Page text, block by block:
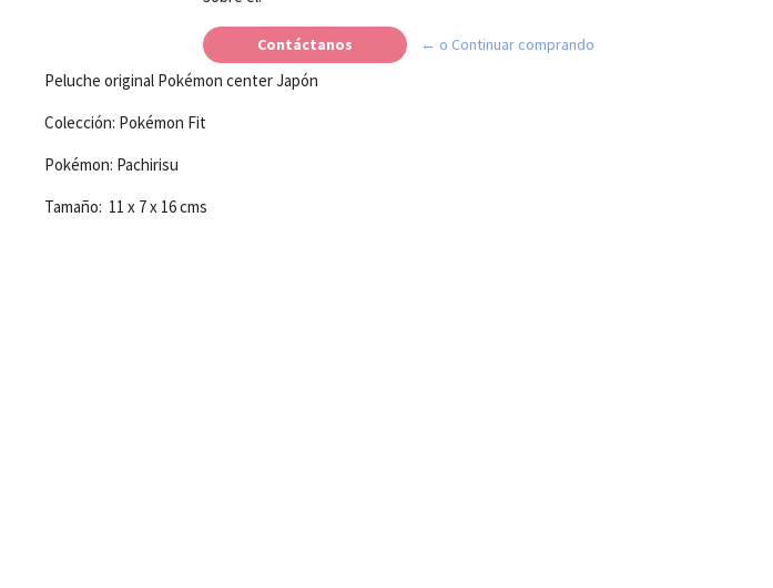
Contáctanos ← o Continuar comprando
Peluche original Pokémon center Japón
Colección: Pokémon Fit
Pokémon: Pachirisu
Tamaño: 11 x 7 x 16 cms